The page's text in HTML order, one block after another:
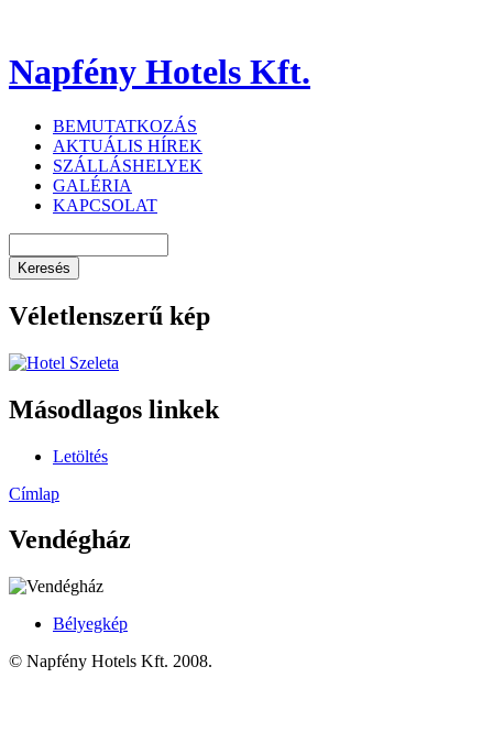
Napfény Hotels Kft.
BEMUTATKOZÁS
AKTUÁLIS HÍREK
SZÁLLÁSHELYEK
GALÉRIA
KAPCSOLAT
Véletlenszerű kép
Másodlagos linkek
Letöltés
Címlap
Vendégház
Bélyegkép
© Napfény Hotels Kft. 2008.